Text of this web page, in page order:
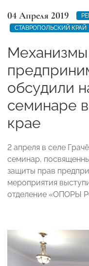
04 Апреля 2019
СТАВРОПОЛЬСКИЙ КРАЙ
обсудили
семинаре
крае
2 апреля в селе
семинар,
защиты прав
мероприятия
отделение «ОПОРЫ